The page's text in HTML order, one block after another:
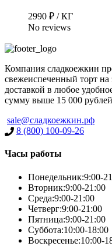
2990 ₽ / КГ
No reviews
Компания сладкоежкин
свежеиспеченный торт на
доставкой в любое
сумму выше 15 000
sale@сладкоежкин.рф
8 (800) 100-09-26
Часы работы
Понедельник:9:00-
Вторник:9:00-21:00
Среда:9:00-21:00
Четверг:9:00-21:00
Пятница:9:00-21:00
Суббота:10:00-18:00
Воскресенье:10:00-